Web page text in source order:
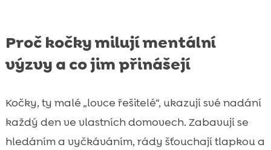
Proč kočky milují mentální
výzvy a co jim přinášejí
Kočky, ty malé „lovce řešitelé“, ukazují své nadání
každý den ve vlastních domovech. Zabavují se
hledáním a vyčkáváním, rády šťouchají tlapkou a